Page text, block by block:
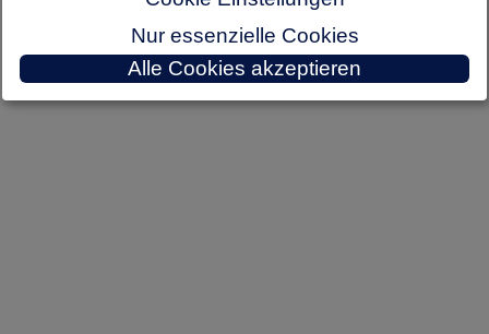
Nur essenzielle Cookies
Alle Cookies akzeptieren